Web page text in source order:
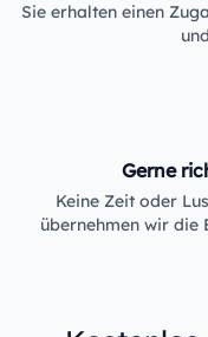
Sie erhalten einen
Gerne
Keine Zeit oder
übernehmen wir die